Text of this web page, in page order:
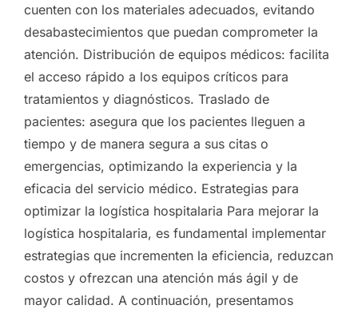
cuenten con los materiales adecuados, evitando
desabastecimientos que puedan comprometer la
atención. Distribución de equipos médicos: facilita
el acceso rápido a los equipos críticos para
tratamientos y diagnósticos. Traslado de
pacientes: asegura que los pacientes lleguen a
tiempo y de manera segura a sus citas o
emergencias, optimizando la experiencia y la
eficacia del servicio médico. Estrategias para
optimizar la logística hospitalaria Para mejorar la
logística hospitalaria, es fundamental implementar
estrategias que incrementen la eficiencia, reduzcan
costos y ofrezcan una atención más ágil y de
mayor calidad. A continuación, presentamos